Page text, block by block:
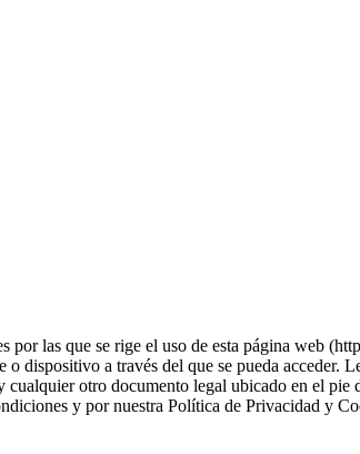
por las que se rige el uso de esta página web
a través del que se pueda acceder.
otro documento legal ubicado en el pie
y por nuestra Política de Privacidad y